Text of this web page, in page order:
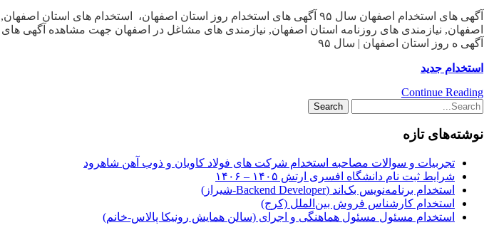
آگهی های استخدام اصفهان سال ۹۵ آگهی های استخدام روز استان اصفهان،
اصفهان, نیازمندی های روزنامه استان اصفهان, نیازمندی های مشاغل در اصفهان جهت مشاهده آگهی های
آگهی ه روز استان اصفهان | سال ۹۵
استخدام جدید
Continue Reading
نوشته‌های تازه
تجربیات و سوالات مصاحبه استخدام شرکت های فولاد کاویان و ذوب آهن شاهرود
شرایط ثبت نام دانشگاه افسری ارتش ۱۴۰۵ – ۱۴۰۶
استخدام برنامه‌نویس بک‌اند (Backend Developer-شیراز)
استخدام کارشناس فروش بین‌الملل (کرج)
استخدام مسئول مسئول هماهنگی و اجرای (سالن همایش رونیکا پالاس-خانم)